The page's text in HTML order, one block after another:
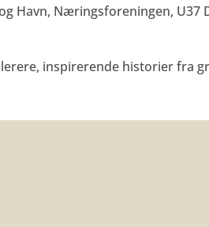
Havn, Næringsforeningen, U37
inspirerende historier fra